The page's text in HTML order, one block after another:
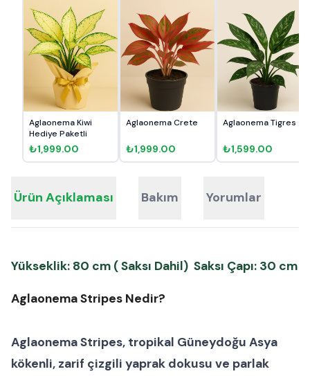
Aglaonema Kiwi
Hediye Paketli
₺1,999.00
Aglaonema Crete
₺1,999.00
Aglaonema Tigres
₺1,599.00
Ürün Açıklaması Bakım Yorumlar
Yükseklik: 80 cm ( Saksı Dahil) Saksı Çapı: 30 cm
Aglaonema Stripes Nedir?
Aglaonema Stripes, tropikal Güneydoğu Asya
kökenli, zarif çizgili yaprak dokusu ve parlak